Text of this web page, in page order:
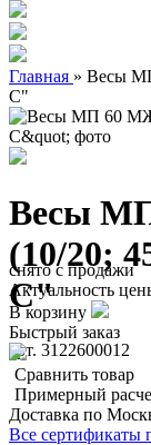
Главная » Весы
С"
Весы
(10/20;
С"
арт. 3122600012
снято с продажи
Актуальность
В корзину
Быстрый заказ
Сравнить товар
Примерный
Доставка по
Все сертификаты